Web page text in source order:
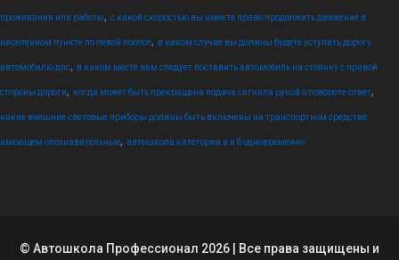
проживания или работы, с какой скоростью вы имеете право продолжить движение в
населенном пункте по левой полосе, в каком случае вы должны будете уступить дорогу
автомобилю дпс, в каком месте вам следует поставить автомобиль на стоянку с правой
стороны дороги, когда может быть прекращена подача сигнала рукой о повороте ответ,
какие внешние световые приборы должны быть включены на транспортном средстве
имеющем опознавательные, автошкола категория а и б одновременно
© Автошкола Профессионал 2026 | Все права защищены и